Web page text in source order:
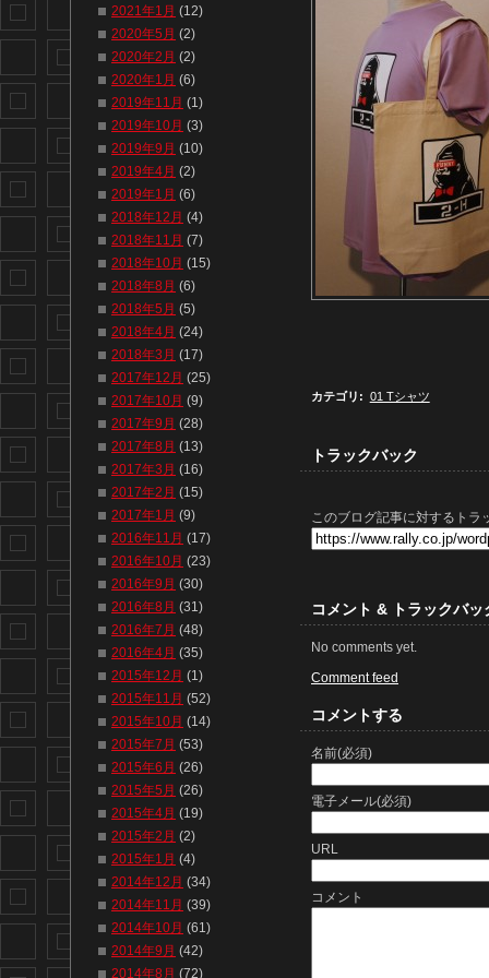
カテゴリ : 01 Tシャツ
トラックバック
このブログ記事に対するトラ
コメント & トラックバッ
No comments yet.
Comment feed
コメントする
名前(必須)
電子メール(必須)
URL
コメント
2021年1月 (12)
2020年5月 (2)
2020年2月 (2)
2020年1月 (6)
2019年11月 (1)
2019年10月 (3)
2019年9月 (10)
2019年4月 (2)
2019年1月 (6)
2018年12月 (4)
2018年11月 (7)
2018年10月 (15)
2018年8月 (6)
2018年5月 (5)
2018年4月 (24)
2018年3月 (17)
2017年12月 (25)
2017年10月 (9)
2017年9月 (28)
2017年8月 (13)
2017年3月 (16)
2017年2月 (15)
2017年1月 (9)
2016年11月 (17)
2016年10月 (23)
2016年9月 (30)
2016年8月 (31)
2016年7月 (48)
2016年4月 (35)
2015年12月 (1)
2015年11月 (52)
2015年10月 (14)
2015年7月 (53)
2015年6月 (26)
2015年5月 (26)
2015年4月 (19)
2015年2月 (2)
2015年1月 (4)
2014年12月 (34)
2014年11月 (39)
2014年10月 (61)
2014年9月 (42)
2014年8月 (72)